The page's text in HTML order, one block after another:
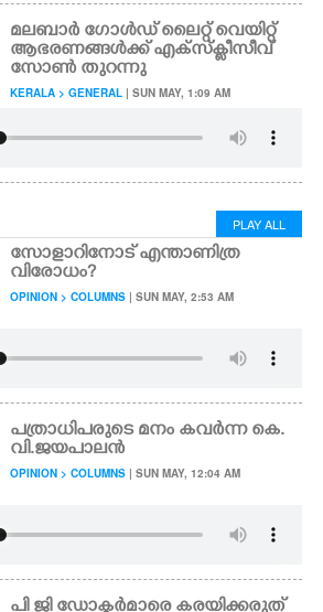
മലബാർ ഗോൾഡ് ലെെറ്റ് വെയിറ്റ്
ആഭരണങ്ങൾക്ക് എക്സ്ക്ളീസീവ്
സോൺ തുറന്നു
KERALA > GENERAL | SUN MAY, 1:09 AM
PLAY ALL
സോളാറിനോട് എന്താണിത്ര
വിരോധം?
OPINION > COLUMNS | SUN MAY, 2:53 AM
പത്രാധിപരുടെ മനം കവർന്ന കെ.
വി.ജയപാലൻ
OPINION > COLUMNS | SUN MAY, 12:04 AM
പി ജി ഡോക്ടർമാരെ കരയിക്കരുത്